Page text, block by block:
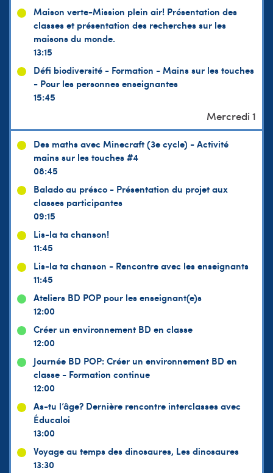
Maison verte-Mission plein air! Présentation des
classes et présentation des recherches sur les
maisons du monde.
13:15
Défi biodiversité - Formation - Mains sur les touches
- Pour les personnes enseignantes
15:45
Des maths avec Minecraft (3e cycle) - Activité
mains sur les touches #4
08:45
Balado au présco - Présentation du projet aux
classes participantes
09:15
Lis-la ta chanson!
11:45
Lis-la ta chanson - Rencontre avec les enseignants
11:45
Ateliers BD POP pour les enseignant(e)s
12:00
Créer un environnement BD en classe
12:00
Journée BD POP: Créer un environnement BD en
classe - Formation continue
12:00
As-tu l’âge? Dernière rencontre interclasses avec
Éducaloi
13:00
Voyage au temps des dinosaures, Les dinosaures
13:30